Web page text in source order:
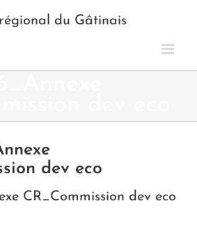
dev eco
CR_Commission dev eco